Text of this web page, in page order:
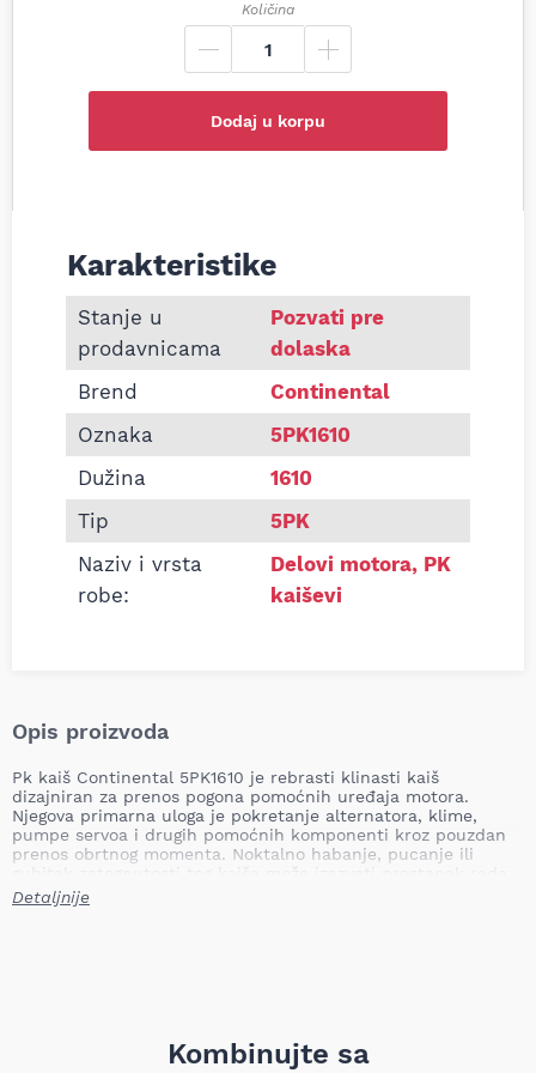
Količina
Dodaj u korpu
Informacije o Pk kaiš Continental 5PK1610
Karakteristike
Stanje u
prodavnicama
Pozvati pre
dolaska
Brend
Continental
Oznaka
5PK1610
Dužina
1610
Tip
5PK
Naziv i vrsta
robe:
Delovi motora, PK
kaiševi
Opis proizvoda
Pk kaiš Continental 5PK1610 je rebrasti klinasti kaiš
dizajniran za prenos pogona pomoćnih uređaja motora.
Njegova primarna uloga je pokretanje alternatora, klime,
pumpe servoa i drugih pomoćnih komponenti kroz pouzdan
prenos obrtnog momenta. Noktalno habanje, pucanje ili
pojedinih sistema, pregrevanje alternatora, pad
elektroenergetskog sistema i potencijalno zaustavljanje vozila;
Continental je renomirani proizvođač gumeno-tehničkih
Detaljnije
Kombinujte sa